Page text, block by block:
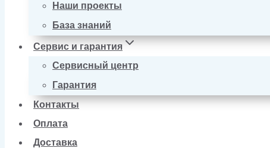
Наши проекты
База знаний
Сервис и гарантия
Сервисный центр
Гарантия
Контакты
Оплата
Доставка